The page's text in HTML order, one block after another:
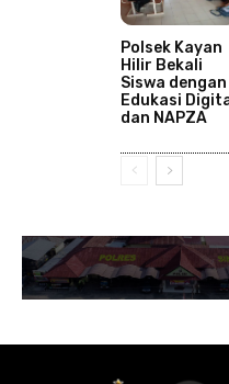
Polsek Kayan
Hilir Bekali
Siswa dengan
Edukasi
dan NAPZA